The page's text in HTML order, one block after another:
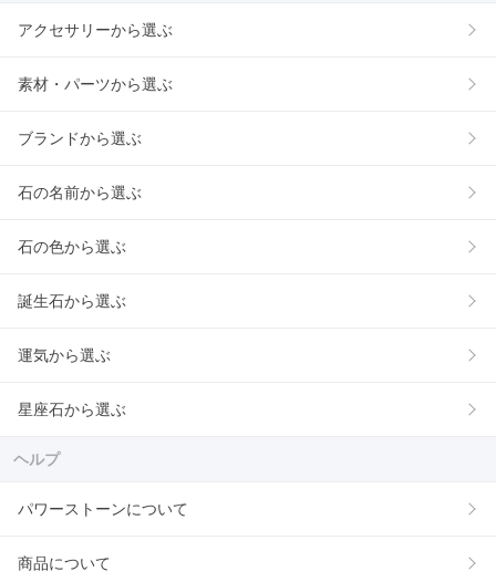
アクセサリーから選ぶ
素材・パーツから選ぶ
ブランドから選ぶ
石の名前から選ぶ
石の色から選ぶ
誕生石から選ぶ
運気から選ぶ
星座石から選ぶ
ヘルプ
パワーストーンについて
商品について